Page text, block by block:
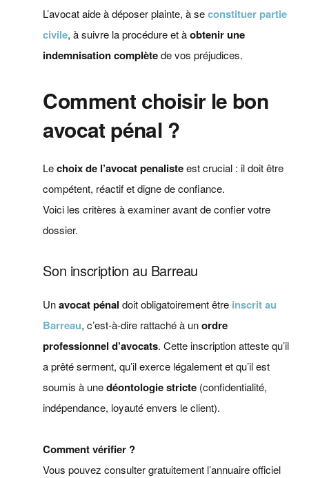
L’avocat aide à déposer plainte, à seconstituer partie
civile, à suivre la procédure et àobtenir une
indemnisation complètede vos préjudices.
Comment choisir le bon
avocat pénal ?
Lechoix de l’avocat penalisteest crucial : il doit être
compétent, réactif et digne de confiance.
Voici les critères à examiner avant de confier votre
dossier.
Son inscription au Barreau
Unavocat pénal doit obligatoirement être inscrit au
Barreau, c’est-à-dire rattaché à unordre
professionnel d’avocats. Cette inscription atteste qu’il
a prêté serment, qu’il exerce légalement et qu’il est
soumis à unedéontologie stricte (confidentialité,
indépendance, loyauté envers le client).
Comment vérifier ?
Vous pouvez consulter gratuitement l’annuaire officiel